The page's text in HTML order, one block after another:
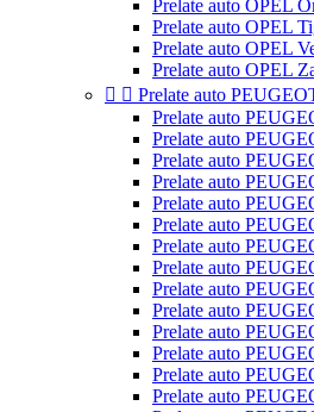
Prelate auto OPEL
Prelate auto OPEL
Prelate auto OPEL
Prelate auto OPEL
  Prelate auto
Prelate auto
Prelate auto
Prelate auto
Prelate auto
Prelate auto
Prelate auto
Prelate auto
Prelate auto
Prelate auto
Prelate auto
Prelate auto
Prelate auto
Prelate auto
Prelate auto